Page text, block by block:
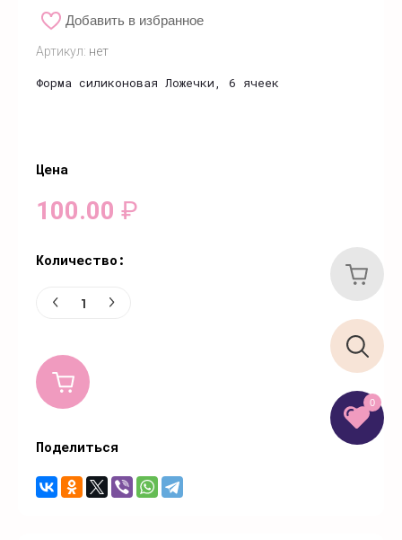
0
Артикул: нет
Форма силиконовая Ложечки, 6 ячеек
Добавить в избранное
Цена
100.00 ₽
Количество:
Поделиться